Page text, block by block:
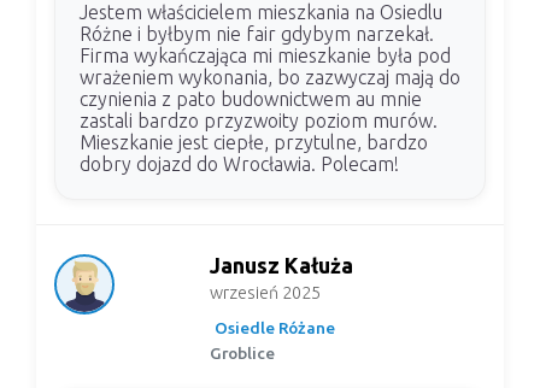
Jestem właścicielem mieszkania na Osiedlu
Różne i byłbym nie fair gdybym narzekał.
Firma wykańczająca mi mieszkanie była pod
wrażeniem wykonania, bo zazwyczaj mają do
czynienia z pato budownictwem au mnie
zastali bardzo przyzwoity poziom murów.
Mieszkanie jest ciepłe, przytulne, bardzo
dobry dojazd do Wrocławia. Polecam!
Janusz Kałuża
wrzesień 2025
Osiedle Różane
Groblice